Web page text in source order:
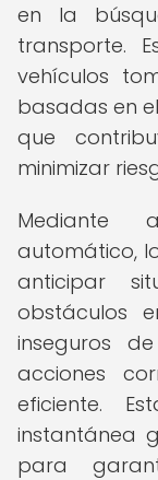
en la
transporte.
vehículos
basadas en
que
minimizar
Mediante
automático,
anticipar
obstáculos
inseguros
acciones
eficiente.
instantánea
para